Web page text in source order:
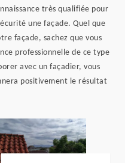
très qualifiée pour
une façade. Quel que
façade, sachez que vous
professionnelle de ce type
avec un façadier, vous
positivement le résultat